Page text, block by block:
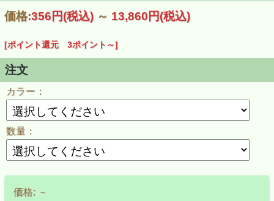
価格:356円(税込) ～ 13,860円(税込)
[ポイント還元 3ポイント～]
注文
カラー：
数量：
価格:－